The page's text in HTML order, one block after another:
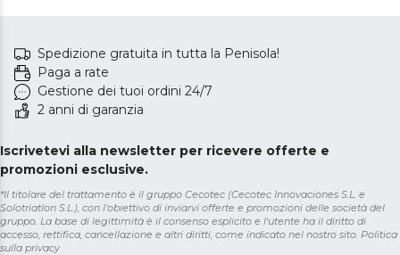
Spedizione gratuita in tutta la Penisola!
Paga a rate
Gestione dei tuoi ordini 24/7
2 anni di garanzia
Iscrivetevi alla newsletter per ricevere offerte e
promozioni esclusive.
*Il titolare del trattamento è il gruppo Cecotec (Cecotec Innovaciones S.L. e
Solotriatlon S.L.), con l'obiettivo di inviarvi offerte e promozioni delle società del
gruppo. La base di legittimità è il consenso esplicito e l'utente ha il diritto di
accesso, rettifica, cancellazione e altri diritti, come indicato nel nostro sito. Politica
sulla privacy